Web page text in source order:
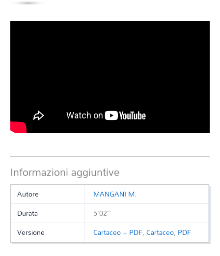
Informazioni aggiuntive
Autore
MANGANI M.
Durata
5'02''
Versione
Cartaceo + PDF,Cartaceo, PDF